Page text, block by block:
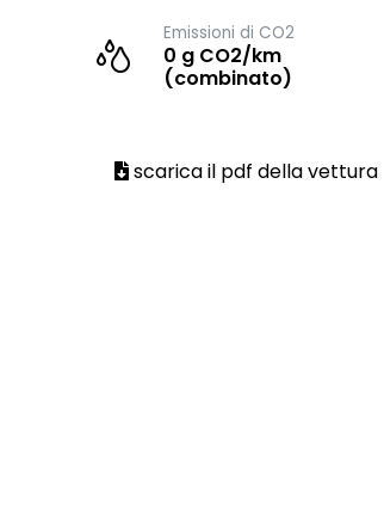
Emissioni di CO2
0 g CO2/km
(combinato)
scarica il pdf della vettura